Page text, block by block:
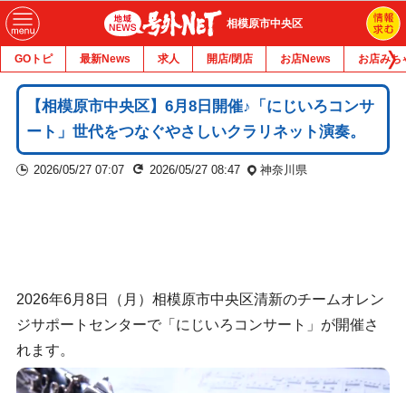
相模原市中央区
GOトピ 最新News 求人 開店/閉店 お店News お店みち
【相模原市中央区】6月8日開催♪「にじいろコンサ
ート」世代をつなぐやさしいクラリネット演奏。
2026/05/27 07:07 2026/05/27 08:47 神奈川県
2026年6月8日（月）相模原市中央区清新のチームオレン
ジサポートセンターで「にじいろコンサート」が開催さ
れます。